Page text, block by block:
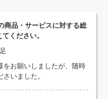
商品・サービスに対する総
ください。
をお願いしましたが、随時
いました。